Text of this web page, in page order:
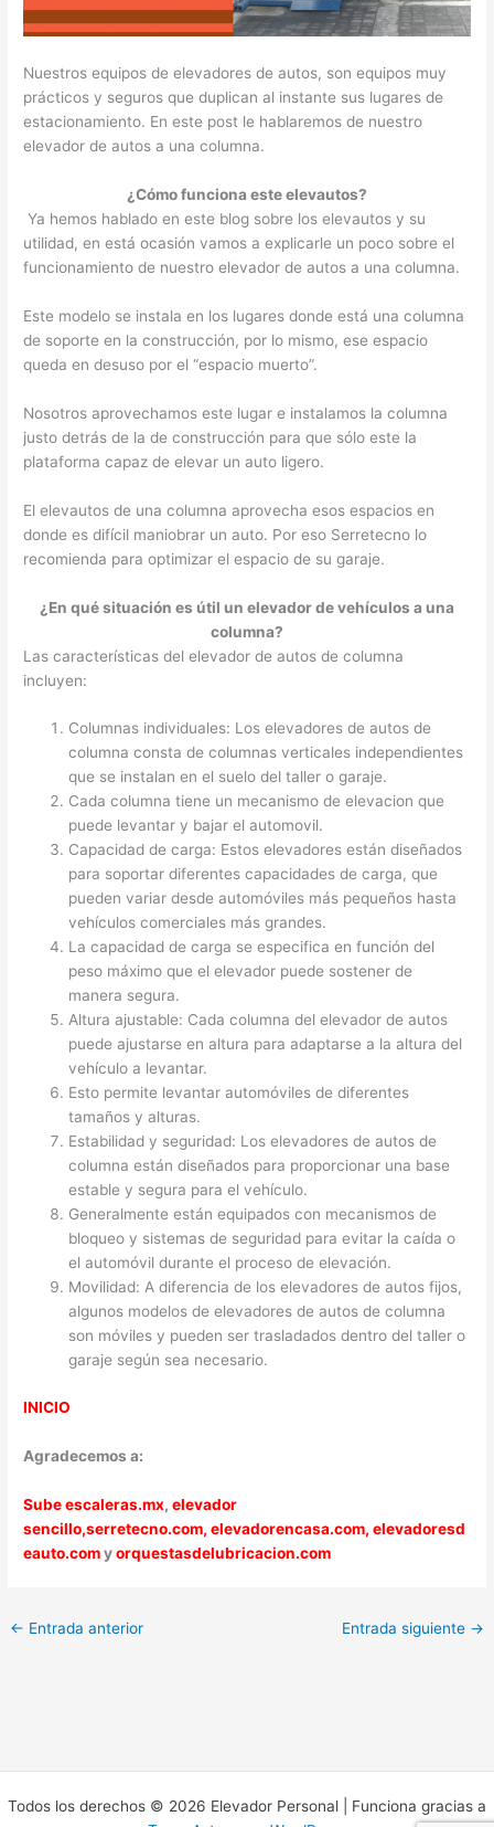
Nuestros equipos de elevadores de autos, son equipos muy
prácticos y seguros que duplican al instante sus lugares de
estacionamiento. En este post le hablaremos de nuestro
elevador de autos a una columna.
¿Cómo funciona este elevautos?
Ya hemos hablado en este blog sobre los elevautos y su
utilidad, en está ocasión vamos a explicarle un poco sobre el
funcionamiento de nuestro elevador de autos a una columna.
Este modelo se instala en los lugares donde está una columna
de soporte en la construcción, por lo mismo, ese espacio
queda en desuso por el “espacio muerto”.
Nosotros aprovechamos este lugar e instalamos la columna
justo detrás de la de construcción para que sólo este la
plataforma capaz de elevar un auto ligero.
El elevautos de una columna aprovecha esos espacios en
donde es difícil maniobrar un auto. Por eso Serretecno lo
recomienda para optimizar el espacio de su garaje.
¿En qué situación es útil un elevador de vehículos a una
columna?
Las características del elevador de autos de columna
incluyen:
Columnas individuales: Los elevadores de autos de
columna consta de columnas verticales independientes
que se instalan en el suelo del taller o garaje.
Cada columna tiene un mecanismo de elevacion que
puede levantar y bajar el automovil.
Capacidad de carga: Estos elevadores están diseñados
para soportar diferentes capacidades de carga, que
pueden variar desde automóviles más pequeños hasta
vehículos comerciales más grandes.
La capacidad de carga se especifica en función del
peso máximo que el elevador puede sostener de
manera segura.
Altura ajustable: Cada columna del elevador de autos
puede ajustarse en altura para adaptarse a la altura del
vehículo a levantar.
Esto permite levantar automóviles de diferentes
tamaños y alturas.
Estabilidad y seguridad: Los elevadores de autos de
columna están diseñados para proporcionar una base
estable y segura para el vehículo.
Generalmente están equipados con mecanismos de
bloqueo y sistemas de seguridad para evitar la caída o
el automóvil durante el proceso de elevación.
Movilidad: A diferencia de los elevadores de autos fijos,
algunos modelos de elevadores de autos de columna
son móviles y pueden ser trasladados dentro del taller o
garaje según sea necesario.
INICIO
Agradecemos a:
Sube escaleras.mx,elevador
sencillo,serretecno.com, elevadorencasa.com, elevadoresd
eauto.comyorquestasdelubricacion.com
← Entrada anterior Entrada siguiente →
Todos los derechos © 2026 Elevador Personal | Funciona gracias a